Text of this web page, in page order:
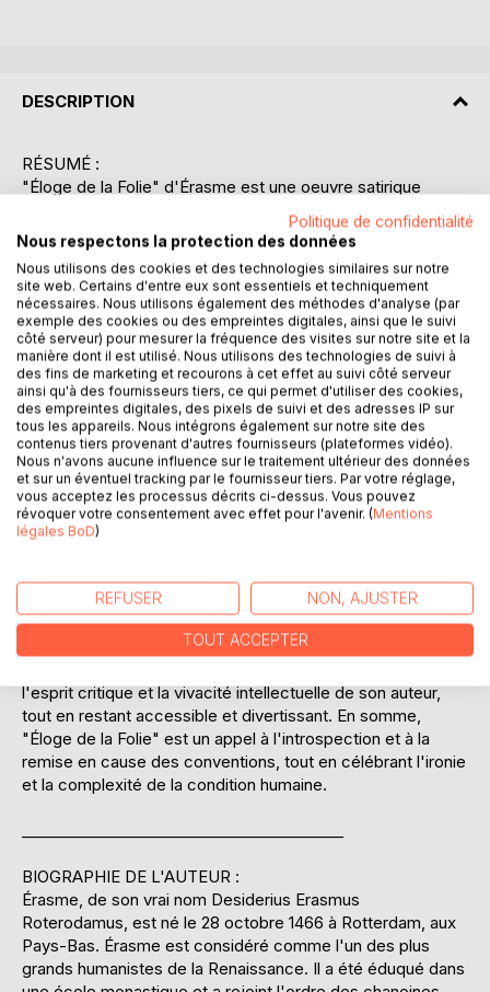
DESCRIPTION
RÉSUMÉ :
"Éloge de la Folie" d'Érasme est une oeuvre satirique
majeure de la Renaissance, écrite en 1509 et publiée en
1511. Dans ce texte, Érasme adopte la voix de la Folie elle-
même, qui prend la parole pour louer ses propres vertus et
celles de ses fidèles adeptes. La Folie se présente
comme une figure bienveillante et nécessaire, qui apporte
joie et simplicité à l'humanité. Elle critique les travers de la
société, de la religion et des institutions politiques de son
temps, en soulignant l'hypocrisie et la vanité des hommes.
À travers une série de portraits et de situations, Érasme
dépeint les faiblesses humaines avec humour et ironie, tout
en incitant à une réflexion profonde sur la nature humaine
et la sagesse. Il s'attaque aux théologiens, aux
philosophes, aux hommes de loi, et même aux souverains,
révélant comment la folie, sous ses divers déguisements,
influence et régit la vie humaine. L'oeuvre est un plaidoyer
remise en question des certitudes établies. Érasme,
humaniste convaincu, utilise cette satire pour promouvoir
l'idée que la vraie sagesse réside dans la reconnaissance
de ses propres limites et dans une quête sincère de la
l'esprit critique et la vivacité intellectuelle de son auteur,
tout en restant accessible et divertissant. En somme,
"Éloge de la Folie" est un appel à l'introspection et à la
remise en cause des conventions, tout en célébrant l'ironie
et la complexité de la condition humaine.
BIOGRAPHIE DE L'AUTEUR :
Érasme, de son vrai nom Desiderius Erasmus
Roterodamus, est né le 28 octobre 1466 à Rotterdam, aux
Pays-Bas. Érasme est considéré comme l'un des plus
grands humanistes de la Renaissance. Il a été éduqué dans
Politique de confidentialité
Nous respectons la protection des données
Nous utilisons des cookies et des technologies similaires sur notre
site web. Certains d'entre eux sont essentiels et techniquement
nécessaires. Nous utilisons également des méthodes d'analyse (par
exemple des cookies ou des empreintes digitales, ainsi que le suivi
côté serveur) pour mesurer la fréquence des visites sur notre site et la
manière dont il est utilisé. Nous utilisons des technologies de suivi à
des fins de marketing et recourons à cet effet au suivi côté serveur
ainsi qu'à des fournisseurs tiers, ce qui permet d'utiliser des cookies,
des empreintes digitales, des pixels de suivi et des adresses IP sur
tous les appareils. Nous intégrons également sur notre site des
contenus tiers provenant d'autres fournisseurs (plateformes vidéo).
Nous n'avons aucune influence sur le traitement ultérieur des données
et sur un éventuel tracking par le fournisseur tiers. Par votre réglage,
vous acceptez les processus décrits ci-dessus. Vous pouvez
révoquer votre consentement avec effet pour l'avenir. (Mentions
légales BoD)
REFUSER NON, AJUSTER
TOUT ACCEPTER